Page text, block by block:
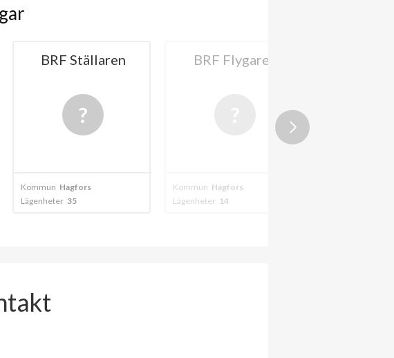
BRF Ställaren
Kommun Hagfors
Lägenheter 35
BRF Flygaren
Kommun Hagfors
Lägenheter 14